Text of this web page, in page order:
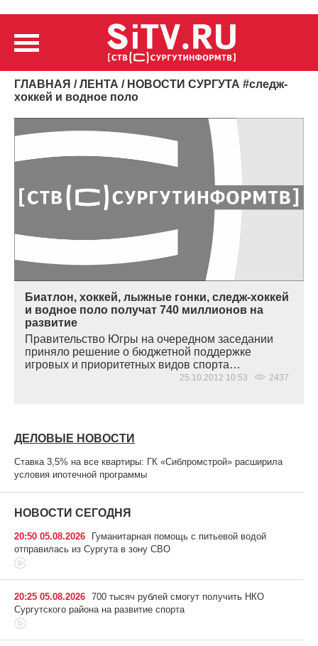
ГЛАВНАЯ /ЛЕНТА / НОВОСТИ СУРГУТА #следж-
хоккей и водное поло
Биатлон, хоккей, лыжные гонки, следж-хоккей
и водное поло получат 740 миллионов на
развитие
Правительство Югры на очередном заседании
приняло решение о бюджетной поддержке
игровых и приоритетных видов спорта…
25.10.2012 10:53 2437
ДЕЛОВЫЕ НОВОСТИ
Ставка 3,5% на все квартиры: ГК «Сибпромстрой» расширила
условия ипотечной программы
НОВОСТИ СЕГОДНЯ
20:50 05.08.2026
Гуманитарная помощь с питьевой водой
отправилась из Сургута в зону СВО
20:25 05.08.2026 700 тысяч рублей смогут получить НКО
Сургутского района на развитие спорта